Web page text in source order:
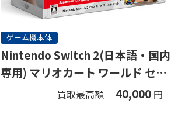
ゲーム機本体
Nintendo Switch 2(日本語・国内
専用) マリオカート ワールド セッ
買取最高額 40,000 円